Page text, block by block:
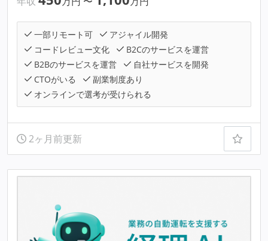
一部リモート可
アジャイル開発
コードレビュー文化
B2Cのサービスを運営
B2Bのサービスを運営
自社サービスを開発
CTOがいる
副業制度あり
オンラインで選考が受けられる
2ヶ月前更新